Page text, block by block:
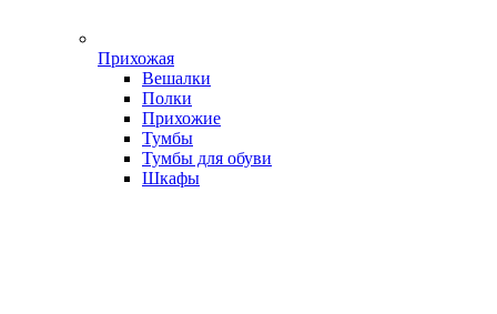
Прихожая
Вешалки
Полки
Прихожие
Тумбы
Тумбы для обуви
Шкафы